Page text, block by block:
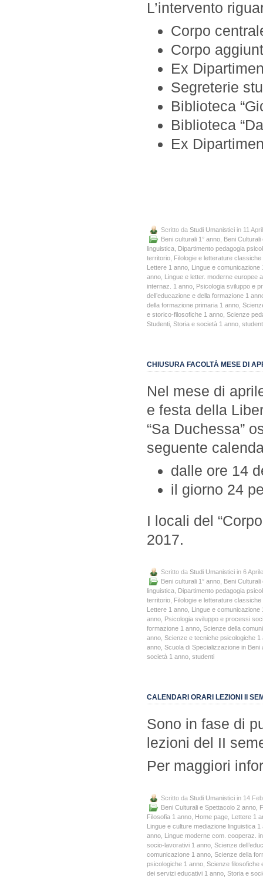
L’intervento
Corpo
Corpo
Ex
Segreterie
Biblioteca
Biblioteca
Ex
Scritto da Studi Umanistici in 11
Beni culturali 1° anno
Beni
linguistica
Dipartimento pedagogia
territorio
Filologie e letterature
Lettere 1 anno
Lingue e comunicazione
anno
Lingue e letter. moderne europee
internaz. 1 anno
Psicologia sviluppo e
dell’educazione e della formazione 1
della formazione primaria 1 anno
e storico-filosofiche 1 anno Scienze
Studenti Storia e società 1 anno
CHIUSURA FACOLTÀ MESE DI
Nel mese di
e festa della
“Sa Duchessa”
seguente
dalle ore 14
il giorno 24
I locali del
2017.
Scritto da Studi Umanistici in 6
Beni culturali 1° anno Beni
linguistica Dipartimento pedagogia
territorio Filologie e letterature
Lettere 1 anno Lingue e comunicazione
anno Psicologia sviluppo e processi
formazione 1 anno Scienze della
anno Scienze e tecniche psicologiche 1
anno Scuola di Specializzazione in Beni
società 1 anno studenti
CALENDARI ORARI LEZIONI II
Sono in fase di
lezioni del II
Per maggiori
Scritto da Studi Umanistici in 14
Beni Culturali e Spettacolo 2 anno
Filosofia 1 anno Home page Lettere 1
Lingue e culture mediazione linguistica 1
anno Lingue moderne com. cooperaz.
socio-lavorativi 1 anno Scienze
comunicazione 1 anno Scienze della
psicologiche 1 anno Scienze filosofiche
dei servizi educativi 1 anno Storia e